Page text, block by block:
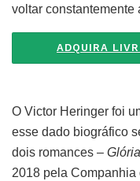
voltar constantemente
ADQUIRA
O Victor Heringer foi
esse dado biográfico
dois romances – Glória
2018 pela Companhia